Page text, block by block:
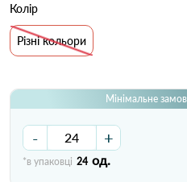
Колір
Різні кольори
Мінімальне
- +
*в упаковці 24 од.